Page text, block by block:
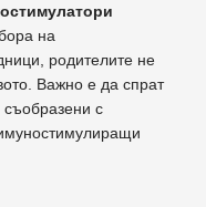
на
родителите не
Важно е да спрат
с